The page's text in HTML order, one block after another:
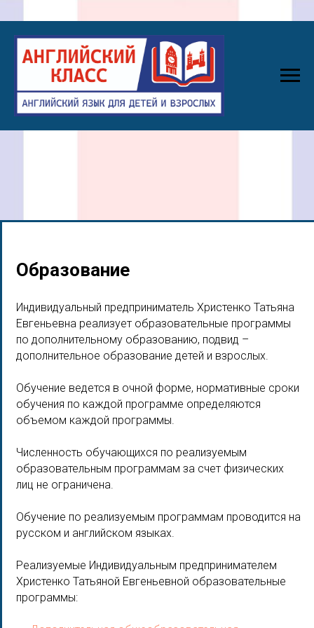
Образование
Индивидуальный предприниматель Христенко Татьяна
Евгеньевна реализует образовательные программы
по дополнительному образованию, подвид –
дополнительное образование детей и взрослых.
Обучение ведется в очной форме, нормативные сроки
обучения по каждой программе определяются
объемом каждой программы.
Численность обучающихся по реализуемым
образовательным программам за счет физических
лиц не ограничена.
Обучение по реализуемым программам проводится на
русском и английском языках.
Реализуемые Индивидуальным предпринимателем
Христенко Татьяной Евгеньевной образовательные
программы: